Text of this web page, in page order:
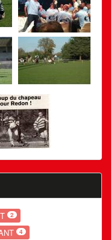
2
4